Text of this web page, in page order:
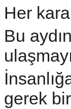
Her
Bu
gerek